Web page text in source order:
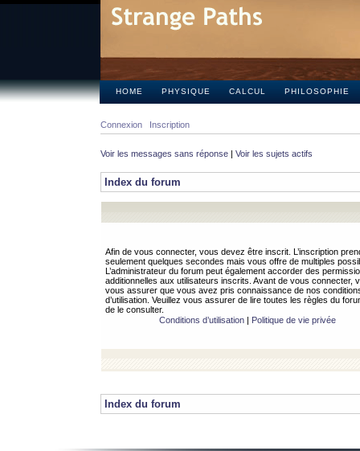
HOME PHYSIQUE CALCUL PHILOSOPHIE
Connexion Inscription
Voir les messages sans réponse | Voir les sujets actifs
Index du forum
Afin de vous connecter, vous devez être inscrit. L’inscription
seulement quelques secondes mais vous offre de multiples
L’administrateur du forum peut également accorder des
additionnelles aux utilisateurs inscrits. Avant de vous connecter,
vous assurer que vous avez pris connaissance de nos
d’utilisation. Veuillez vous assurer de lire toutes les règles du
de le consulter.
Conditions d’utilisation| Politique de vie privée
Index du forum